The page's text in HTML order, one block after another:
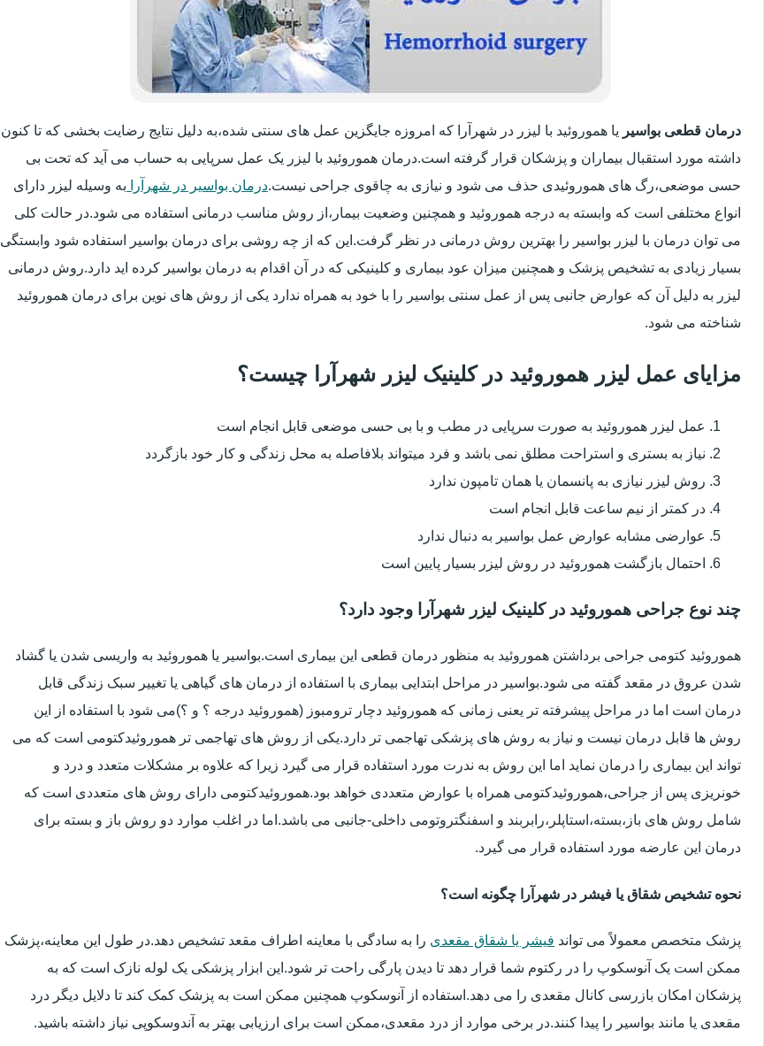
درمان قطعی بواسیر یا هموروئید با لیزر در شهرآرا که امروزه جایگزین عمل های سنتی شده،به دلیل نتایج رضایت بخشی که تا کنون
داشته مورد استقبال بیماران و پزشکان قرار گرفته است.درمان هموروئید با لیزر یک عمل سرپایی به حساب می آید که تحت بی
حسی موضعی،رگ های هموروئیدی حذف می شود و نیازی به چاقوی جراحی نیست.درمان بواسیر در شهرآرا به وسیله لیزر دارای
انواع مختلفی است که وابسته به درجه هموروئید و همچنین وضعیت بیمار،از روش مناسب درمانی استفاده می شود.در حالت کلی
می توان درمان با لیزر بواسیر را بهترین روش درمانی در نظر گرفت.این که از چه روشی برای درمان بواسیر استفاده شود وابستگی
بسیار زیادی به تشخیص پزشک و همچنین میزان عود بیماری و کلینیکی که در آن اقدام به درمان بواسیر کرده اید دارد.روش درمانی
لیزر به دلیل آن که عوارض جانبی پس از عمل سنتی بواسیر را با خود به همراه ندارد یکی از روش های نوین برای درمان هموروئید
شناخته می شود.
مزایای عمل لیزر هموروئید در کلینیک لیزر شهرآرا چیست؟
عمل لیزر هموروئید به صورت سرپایی در مطب و با بی حسی موضعی قابل انجام است
نیاز به بستری و استراحت مطلق نمی باشد و فرد میتواند بلافاصله به محل زندگی و کار خود بازگردد
روش لیزر نیازی به پانسمان یا همان تامپون ندارد
در کمتر از نیم ساعت قابل انجام است
عوارضی مشابه عوارض عمل بواسیر به دنبال ندارد
احتمال بازگشت هموروئید در روش لیزر بسیار پایین است
چند نوع جراحی هموروئید در کلینیک لیزر شهرآرا وجود دارد؟
هموروئید کتومی جراحی برداشتن هموروئید به منظور درمان قطعی این بیماری است.بواسیر یا هموروئید به واریسی شدن یا گشاد
شدن عروق در مقعد گفته می شود.بواسیر در مراحل ابتدایی بیماری با استفاده از درمان های گیاهی یا تغییر سبک زندگی قابل
درمان است اما در مراحل پیشرفته تر یعنی زمانی که هموروئید دچار ترومبوز (هموروئید درجه ؟ و ؟)می شود با استفاده از این
روش ها قابل درمان نیست و نیاز به روش های پزشکی تهاجمی تر دارد.یکی از روش های تهاجمی تر هموروئیدکتومی است که می
تواند این بیماری را درمان نماید اما این روش به ندرت مورد استفاده قرار می گیرد زیرا که علاوه بر مشکلات متعدد و درد و
خونریزی پس از جراحی،هموروئیدکتومی همراه با عوارض متعددی خواهد بود.هموروئیدکتومی دارای روش های متعددی است که
شامل روش های باز،بسته،استاپلر،رابربند و اسفنگتروتومی داخلی-جانبی می باشد.اما در اغلب موارد دو روش باز و بسته برای
درمان این عارضه مورد استفاده قرار می گیرد.
نحوه تشخیص شقاق یا فیشر در شهرآرا چگونه است؟
پزشک متخصص معمولاً می تواند فیشر یا شقاق مقعدی را به سادگی با معاینه اطراف مقعد تشخیص دهد.در طول این معاینه،پزشک
ممکن است یک آنوسکوپ را در رکتوم شما قرار دهد تا دیدن پارگی راحت تر شود.این ابزار پزشکی یک لوله نازک است که به
پزشکان امکان بازرسی کانال مقعدی را می دهد.استفاده از آنوسکوپ همچنین ممکن است به پزشک کمک کند تا دلایل دیگر درد
مقعدی یا مانند بواسیر را پیدا کنند.در برخی موارد از درد مقعدی،ممکن است برای ارزیابی بهتر به آندوسکوپی نیاز داشته باشید.